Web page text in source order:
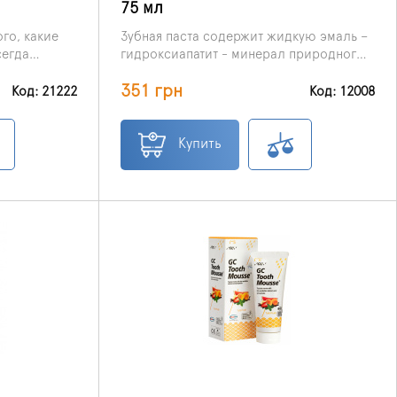
какие
зубная
Код: 21222
75 мл
Зубная паста содержит жидкую эмаль –
гидроксиапатит - минерал природного
является основным минералом костной
351 грн Код: 12008
Купить